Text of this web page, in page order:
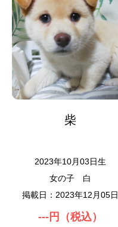
柴
2023年10月03日生
女の子
白
掲載日：2023年12月05日
---円（税込）